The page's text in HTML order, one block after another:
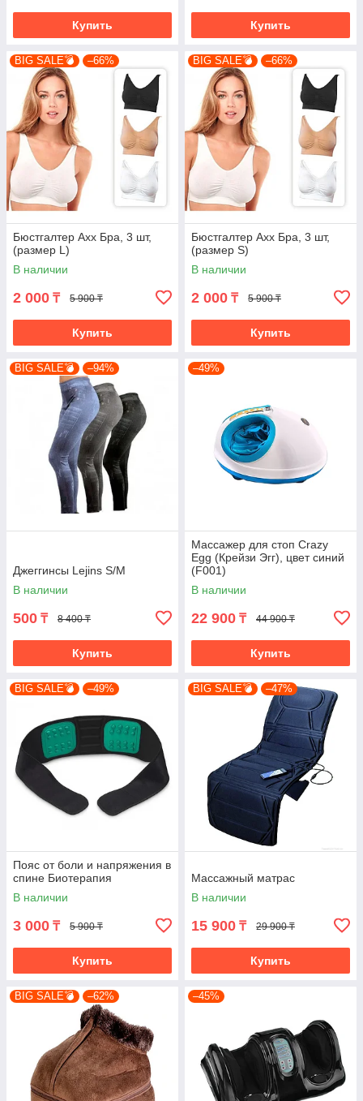
Купить Купить
BIG SALE💣 –66%
Бюстгалтер Ахх Бра, 3 шт,
(размер L)
В наличии
2 000 ₸ 5 900 ₸
Купить
BIG SALE💣 –66%
Бюстгалтер Ахх Бра, 3 шт,
(размер S)
В наличии
2 000 ₸ 5 900 ₸
Купить
BIG SALE💣 –94%
Джеггинсы Lejins S/M
В наличии
500 ₸ 8 400 ₸
Купить
–49%
Массажер для стоп Crazy
Egg (Крейзи Эгг), цвет синий
(F001)
В наличии
22 900 ₸ 44 900 ₸
Купить
BIG SALE💣 –49%
Пояс от боли и напряжения в
спине Биотерапия
В наличии
3 000 ₸ 5 900 ₸
Купить
BIG SALE💣 –47%
Массажный матрас
В наличии
15 900 ₸ 29 900 ₸
Купить
BIG SALE💣 –62% –45%